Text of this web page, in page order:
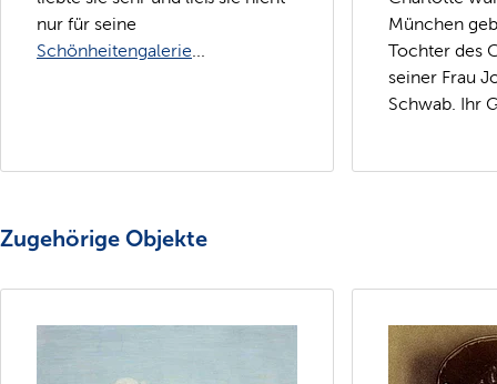
nur für seine
Schönheitengalerie
München
Tochter des
seiner Frau
Schwab. Ihr
Zugehörige Objekte